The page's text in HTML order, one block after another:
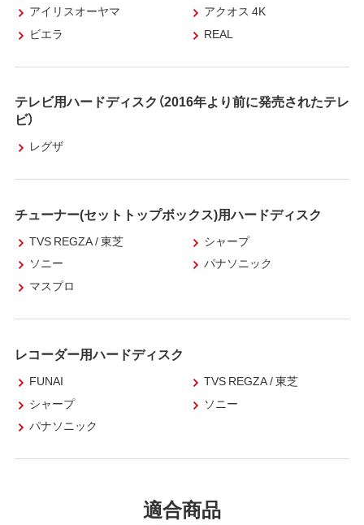
アイリスオーヤマ
アクオス 4K
ビエラ
REAL
テレビ用ハードディスク（2016年より前に発売されたテレ
ビ）
レグザ
チューナー(セットトップボックス)用ハードディスク
TVS REGZA / 東芝
シャープ
ソニー
パナソニック
マスプロ
レコーダー用ハードディスク
FUNAI
TVS REGZA / 東芝
シャープ
ソニー
パナソニック
適合商品